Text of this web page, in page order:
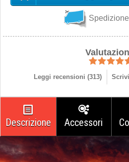
Leggi recensioni (313)
Descrizione Accessori